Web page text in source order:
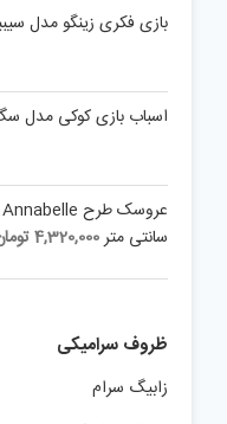
بازی فکری زینگو مدل
اسباب بازی کوکی مدل
سانتی متر4,320,000
ظروف سرامیکی
زابیگ سرام